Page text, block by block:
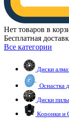
Нет товаров в
Бесплатная
Все категории
Диски
Оснастка
Диски
Коронки и